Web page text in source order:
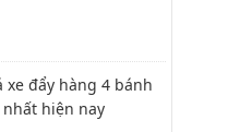
xe đẩy hàng 4 bánh
hiện nay